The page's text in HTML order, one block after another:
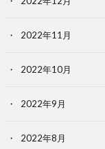
2022年11月
2022年10月
2022年9月
2022年8月